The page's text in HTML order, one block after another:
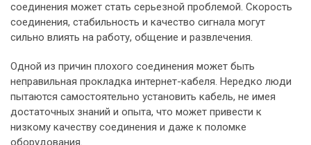
соединения может стать серьезной проблемой. Скорость
соединения, стабильность и качество сигнала могут
сильно влиять на работу, общение и развлечения.
Одной из причин плохого соединения может быть
неправильная прокладка интернет-кабеля. Нередко люди
пытаются самостоятельно установить кабель, не имея
достаточных знаний и опыта, что может привести к
низкому качеству соединения и даже к поломке
оборудования.